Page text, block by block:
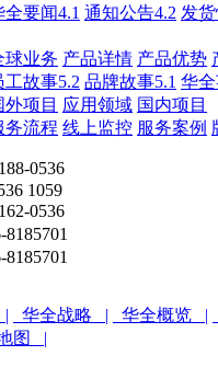
全要闻4.1 通知公告4.2 发
球业务 产品详情 产品优势
工故事5.2 品牌故事5.1 华
外项目 应用领域 国内项目
务流程 线上监控 服务案例
0536
1059
0536
| 华全战略 | 华全概览 |
图 |